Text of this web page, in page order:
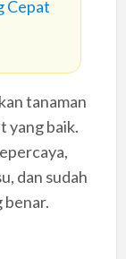
Cepat
tanaman
yang baik.
dan sudah
benar.